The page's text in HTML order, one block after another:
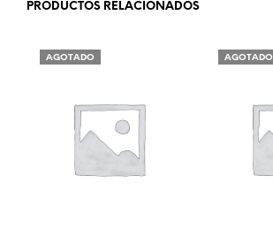
PRODUCTOS RELACIONADOS
AGOTADO AGOTADO